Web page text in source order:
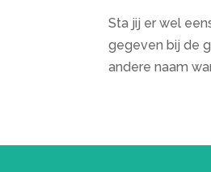
Sta jij er wel
gegeven bij de
andere naam